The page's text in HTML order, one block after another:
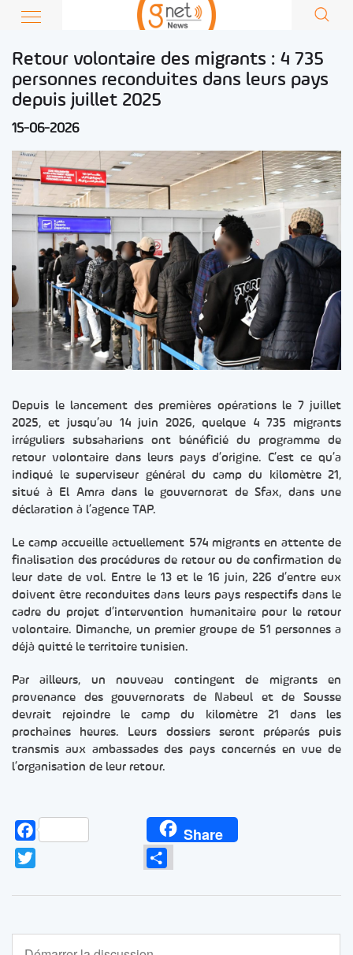
Retour volontaire des migrants : 4 735
personnes reconduites dans leurs pays
depuis juillet 2025
15-06-2026
Depuis le lancement des premières opérations le 7 juillet
2025, et jusqu’au 14 juin 2026, quelque 4 735 migrants
irréguliers subsahariens ont bénéficié du programme de
retour volontaire dans leurs pays d’origine. C’est ce qu’a
indiqué le superviseur général du camp du kilomètre 21,
situé à El Amra dans le gouvernorat de Sfax, dans une
déclaration à l’agence TAP.
Le camp accueille actuellement 574 migrants en attente de
finalisation des procédures de retour ou de confirmation de
leur date de vol. Entre le 13 et le 16 juin, 226 d’entre eux
doivent être reconduites dans leurs pays respectifs dans le
cadre du projet d’intervention humanitaire pour le retour
volontaire. Dimanche, un premier groupe de 51 personnes a
déjà quitté le territoire tunisien.
Par ailleurs, un nouveau contingent de migrants en
provenance des gouvernorats de Nabeul et de Sousse
devrait rejoindre le camp du kilomètre 21 dans les
prochaines heures. Leurs dossiers seront préparés puis
transmis aux ambassades des pays concernés en vue de
l’organisation de leur retour.
Facebook Share
Partager